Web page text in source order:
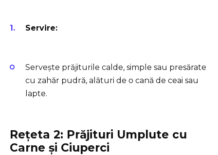
Servire:
Servește prăjiturile calde, simple sau presărate
cu zahăr pudră, alături de o cană de ceai sau
lapte.
Rețeta 2: Prăjituri Umplute cu
Carne și Ciuperci